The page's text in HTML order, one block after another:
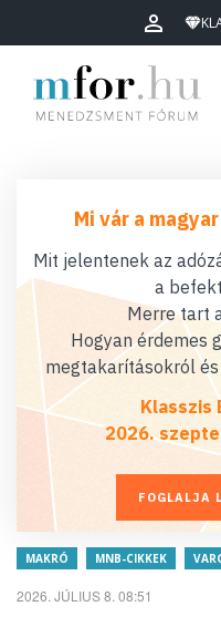
Mi vár a
Mit jelentenek az
a
Merre tart
Hogyan érdemes
megtakarításokról
Klasszis
2026.
FOGLALJA
MAKRÓ MNB-CIKKEK
2026. JÚLIUS 8. 08:51